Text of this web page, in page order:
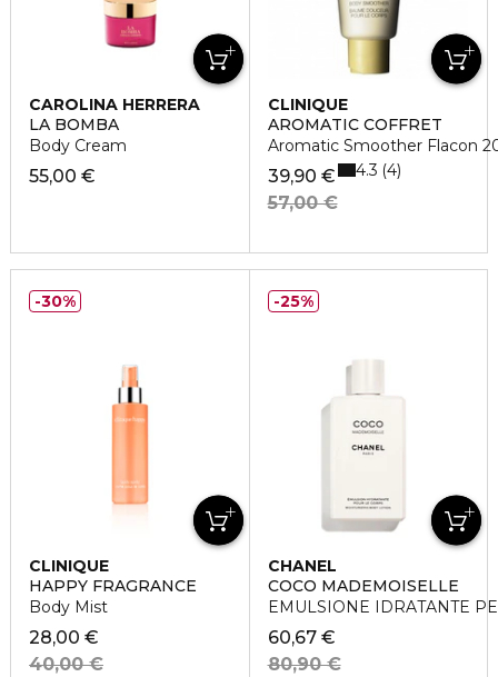
CAROLINA HERRERA
LA BOMBA
Body Cream
55,00 €
CLINIQUE
AROMATIC COFFRET
Aromatic Smoother Flacon
39,90 €
57,00 €
4.3 4
CLINIQUE
HAPPY FRAGRANCE
Body Mist
28,00 €
40,00 €
30%
CHANEL
COCO MADEMOISELLE
EMULSIONE IDRATANTE
60,67 €
80,90 €
25%